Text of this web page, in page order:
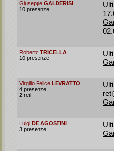
Giuseppe GALDERISI
10 presenze
Roberto TRICELLA
10 presenze
Virgilio Felice LEVRATTO
4 presenze
2 reti
reti)
Luigi DE AGOSTINI
3 presenze